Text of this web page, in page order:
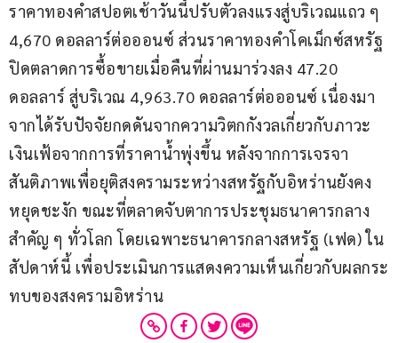
ราคาทองคำสปอตเช้าวันนี้ปรับตัวลงแรงสู่บริเวณแถว ๆ
4,670 ดอลลาร์ต่อออนซ์ ส่วนราคาทองคำโคเม็กซ์สหรัฐ
ปิดตลาดการซื้อขายเมื่อคืนที่ผ่านมาร่วงลง 47.20
ดอลลาร์ สู่บริเวณ 4,963.70 ดอลลาร์ต่อออนซ์ เนื่องมา
จากได้รับปัจจัยกดดันจากความวิตกกังวลเกี่ยวกับภาวะ
เงินเฟ้อจากการที่ราคาน้ำพุ่งขึ้น หลังจากการเจรจา
สันติภาพเพื่อยุติสงครามระหว่างสหรัฐกับอิหร่านยังคง
หยุดชะงัก ขณะที่ตลาดจับตาการประชุมธนาคารกลาง
สำคัญ ๆ ทั่วโลก โดยเฉพาะธนาคารกลางสหรัฐ (เฟด) ใน
สัปดาห์นี้ เพื่อประเมินการแสดงความเห็นเกี่ยวกับผลกระ
ทบของสงครามอิหร่าน